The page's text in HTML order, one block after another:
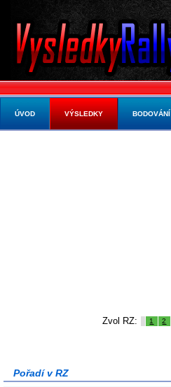
Zvol RZ: 1 2
Pořadí v RZ
ÚVOD VÝSLEDKY BODOVÁNÍ